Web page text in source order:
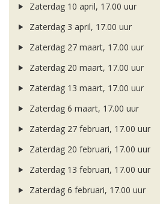
Zaterdag 10 april, 17.00 uur
Zaterdag 3 april, 17.00 uur
Zaterdag 27 maart, 17.00 uur
Zaterdag 20 maart, 17.00 uur
Zaterdag 13 maart, 17.00 uur
Zaterdag 6 maart, 17.00 uur
Zaterdag 27 februari, 17.00 uur
Zaterdag 20 februari, 17.00 uur
Zaterdag 13 februari, 17.00 uur
Zaterdag 6 februari, 17.00 uur